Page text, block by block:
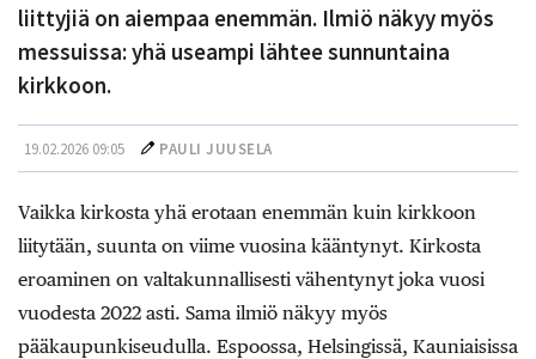
liittyjiä on aiempaa enemmän. Ilmiö näkyy myös
messuissa: yhä useampi lähtee sunnuntaina
kirkkoon.
19.02.2026 09:05 PAULI JUUSELA
Vaikka kirkosta yhä erotaan enemmän kuin kirkkoon
liitytään, suunta on viime vuosina kääntynyt. Kirkosta
eroaminen on valtakunnallisesti vähentynyt joka vuosi
vuodesta 2022 asti. Sama ilmiö näkyy myös
pääkaupunkiseudulla. Espoossa, Helsingissä, Kauniaisissa